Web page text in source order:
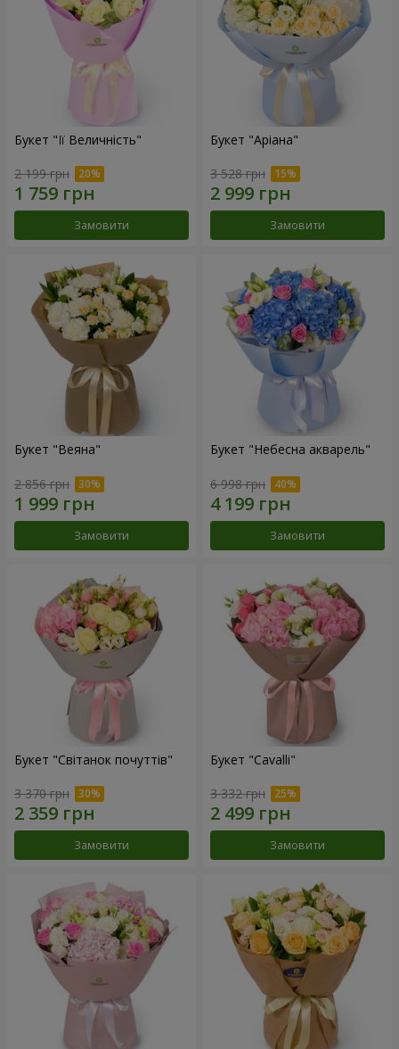
Букет "Її Величність"
2 199 грн
Замовити
Букет "Аріана"
3 528 грн
Замовити
Букет "Веяна"
2 856 грн
Замовити
Букет "Небесна акварель"
6 998 грн
Замовити
Букет "Світанок почуттів"
3 370 грн
Замовити
Букет "Cаvalli"
3 332 грн
Замовити